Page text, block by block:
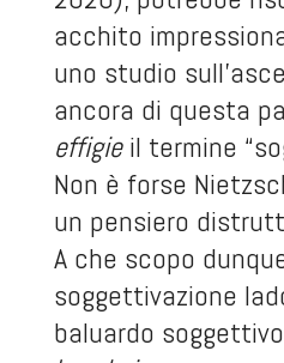
acchito
uno studio
ancora di questa
effigieil termine
Non è forse
un pensiero
A che scopo
soggettivazione
baluardo